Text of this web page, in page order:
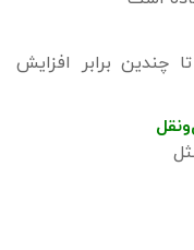
چندین برابر افزایش